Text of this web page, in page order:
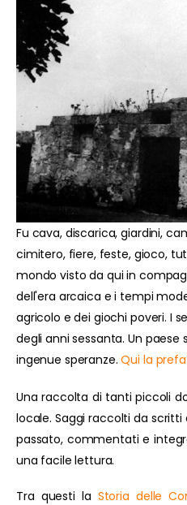
Fu cava, discarica, giardini,
cimitero, fiere, feste, gioco,
mondo visto da qui in
dell'era arcaica e i tempi
agricolo e dei giochi poveri. I
degli anni sessanta. Un paese
ingenue speranze.Qui la
Una raccolta di tanti piccoli
locale. Saggi raccolti da
passato, commentati e
una facile lettura.
Tra questi la Storia delle